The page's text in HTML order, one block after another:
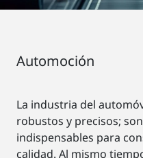
Automoción
La industria del
robustos y precisos;
indispensables para
calidad. Al mismo